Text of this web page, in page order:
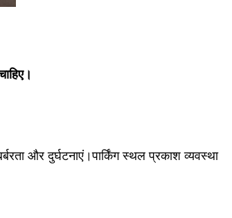
और दुर्घटनाएं।पार्किंग स्थल प्रकाश व्यवस्था